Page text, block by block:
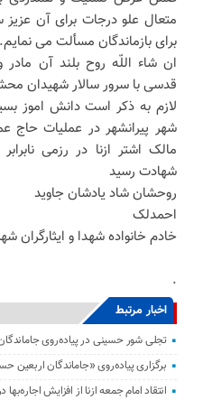
متعال علو درجات برای آن
برای بازماندگان مسألت می نمایم.
ان شاء اللّه روح بلند آن مادر
قدسی با سرور سالار شهیدان
لازم به ذکر است دانش اموز
شهادت رسید
روحشان شاد یادشان جاوید
احمدلک
خادم خانواده شهدا و ایثارگران
.
اخبار مرتبط
تجلی شور حسینی در پیاده‌روی
برگزاری پیاده‌روی «جاماندگان اربعین
انتقاد امام جمعه ازنا از افزایش اجاره‌بها